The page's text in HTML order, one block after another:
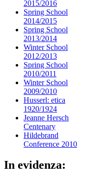
2015/2016
Spring School
2014/2015
Spring School
2013/2014
Winter School
2012/2013
Spring School
2010/2011
Winter School
2009/2010
Husserl: etica
1920/1924
Jeanne Hersch
Centenary
Hildebrand
Conference 2010
In evidenza: